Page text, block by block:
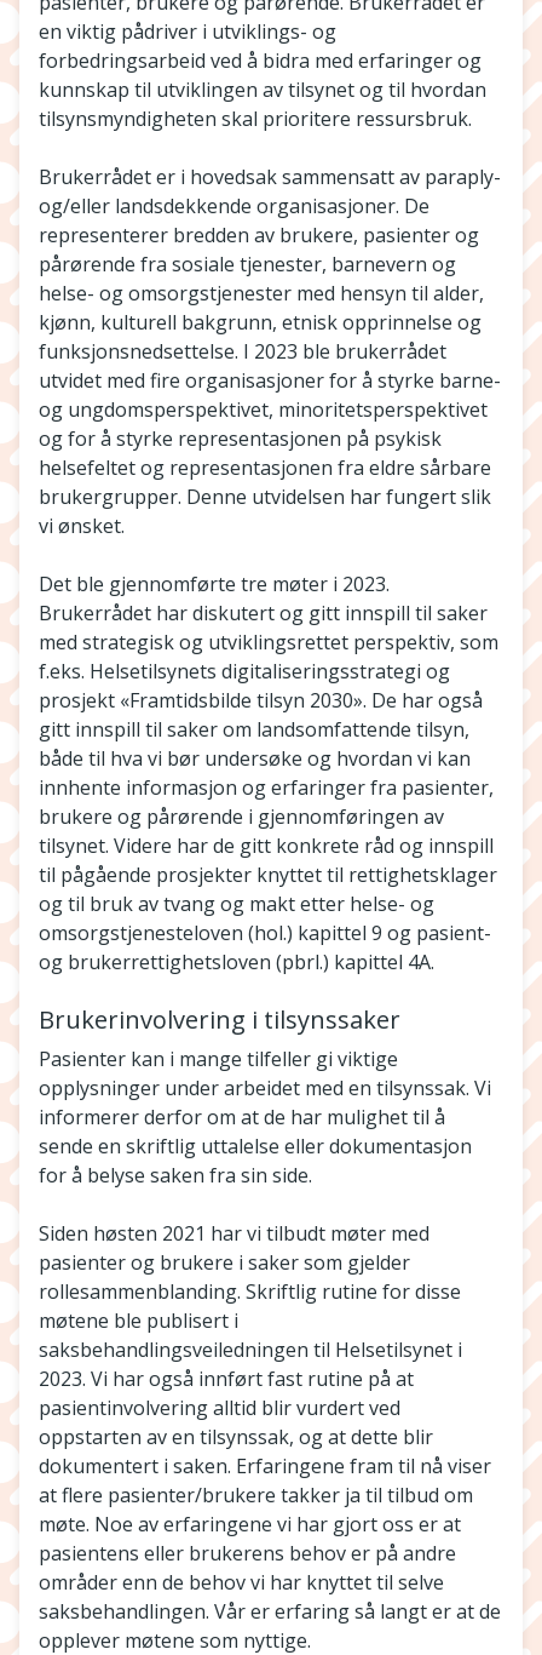
en viktig pådriver i utviklings- og
forbedringsarbeid ved å bidra med erfaringer og
kunnskap til utviklingen av tilsynet og til hvordan
tilsynsmyndigheten skal prioritere ressursbruk.
Brukerrådet er i hovedsak sammensatt av paraply-
og/eller landsdekkende organisasjoner. De
representerer bredden av brukere, pasienter og
pårørende fra sosiale tjenester, barnevern og
helse- og omsorgstjenester med hensyn til alder,
kjønn, kulturell bakgrunn, etnisk opprinnelse og
funksjonsnedsettelse. I 2023 ble brukerrådet
utvidet med fire organisasjoner for å styrke barne-
og ungdomsperspektivet, minoritetsperspektivet
og for å styrke representasjonen på psykisk
helsefeltet og representasjonen fra eldre sårbare
brukergrupper. Denne utvidelsen har fungert slik
vi ønsket.
Det ble gjennomførte tre møter i 2023.
Brukerrådet har diskutert og gitt innspill til saker
med strategisk og utviklingsrettet perspektiv, som
f.eks. Helsetilsynets digitaliseringsstrategi og
prosjekt «Framtidsbilde tilsyn 2030». De har også
gitt innspill til saker om landsomfattende tilsyn,
både til hva vi bør undersøke og hvordan vi kan
innhente informasjon og erfaringer fra pasienter,
brukere og pårørende i gjennomføringen av
tilsynet. Videre har de gitt konkrete råd og innspill
til pågående prosjekter knyttet til rettighetsklager
og til bruk av tvang og makt etter helse- og
omsorgstjenesteloven (hol.) kapittel 9 og pasient-
og brukerrettighetsloven (pbrl.) kapittel 4A.
Brukerinvolvering i tilsynssaker
Pasienter kan i mange tilfeller gi viktige
opplysninger under arbeidet med en tilsynssak. Vi
informerer derfor om at de har mulighet til å
sende en skriftlig uttalelse eller dokumentasjon
for å belyse saken fra sin side.
Siden høsten 2021 har vi tilbudt møter med
pasienter og brukere i saker som gjelder
rollesammenblanding. Skriftlig rutine for disse
møtene ble publisert i
saksbehandlingsveiledningen til Helsetilsynet i
2023. Vi har også innført fast rutine på at
pasientinvolvering alltid blir vurdert ved
oppstarten av en tilsynssak, og at dette blir
dokumentert i saken. Erfaringene fram til nå viser
at flere pasienter/brukere takker ja til tilbud om
møte. Noe av erfaringene vi har gjort oss er at
pasientens eller brukerens behov er på andre
områder enn de behov vi har knyttet til selve
saksbehandlingen. Vår er erfaring så langt er at de
opplever møtene som nyttige.